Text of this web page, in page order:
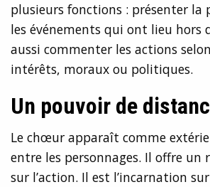
plusieurs fonctions : présenter la
les événements qui ont lieu hors
aussi commenter les actions
intérêts, moraux ou politiques.
Un pouvoir de
Le chœur apparaît comme
entre les personnages. Il offre un
sur l’action. Il est l’incarnation